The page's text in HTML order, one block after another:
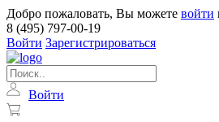
Добро пожаловать, Вы можете войти
8 (495) 797-00-19
Войти Зарегистрироваться
Войти